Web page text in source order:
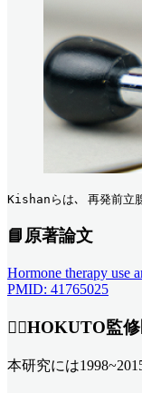
Kishanらは､ 再発前立
📘原著論文
Hormone therapy use
PMID: 41765025
👨‍⚕️HOKUTO監修
本研究には